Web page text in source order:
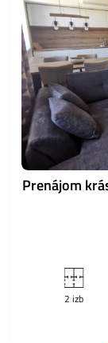
Prenájom
2 izb